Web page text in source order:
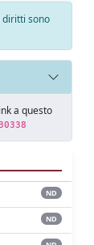
diritti sono
a questo
ND
ND